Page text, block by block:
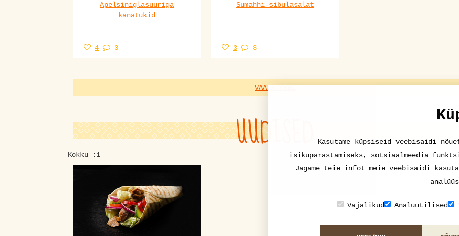
Apelsiniglasuuriga
kanatükid
4 3
Sumahhi-sibulasalat
3 3
VAATA VEEL
UUDISED
Kokku :1
Kasutame küpsiseid veebisaidi
isikupärastamiseks, sotsiaalmeedia
Jagame teie infot meie veebisaidi
Vajalikud Analüütilised